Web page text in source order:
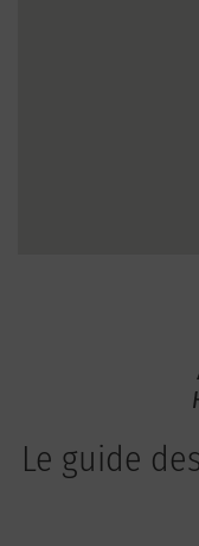
Le guide